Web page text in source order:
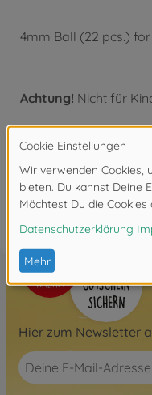
4mm Ball (22 pcs.) for
Achtung! Nicht für
Bewertungen
FAQ
Hier zum Newsletter